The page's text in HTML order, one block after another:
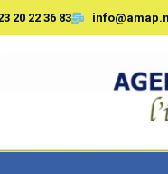
20 22 36 83